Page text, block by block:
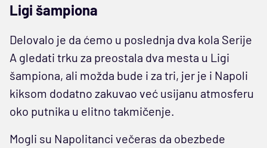
Ligi šampiona
Delovalo je da ćemo u poslednja dva kola Serije
A gledati trku za preostala dva mesta u Ligi
šampiona, ali možda bude i za tri, jer je i Napoli
kiksom dodatno zakuvao već usijanu atmosferu
oko putnika u elitno takmičenje.
Mogli su Napolitanci večeras da obezbede